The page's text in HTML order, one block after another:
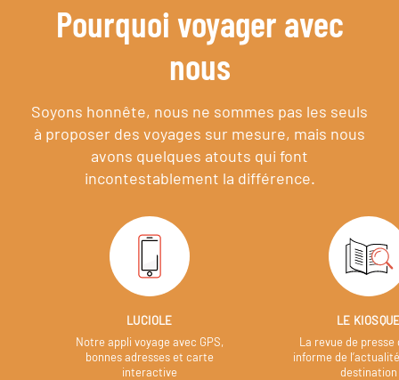
Pourquoi voyager avec
nous
Soyons honnête, nous ne sommes pas les seuls
à proposer des voyages sur mesure, mais nous
avons quelques atouts qui font
incontestablement la différence.
LUCIOLE
Notre appli voyage avec GPS,
bonnes adresses et carte
interactive
LE
La revue de presse
informe de
destination